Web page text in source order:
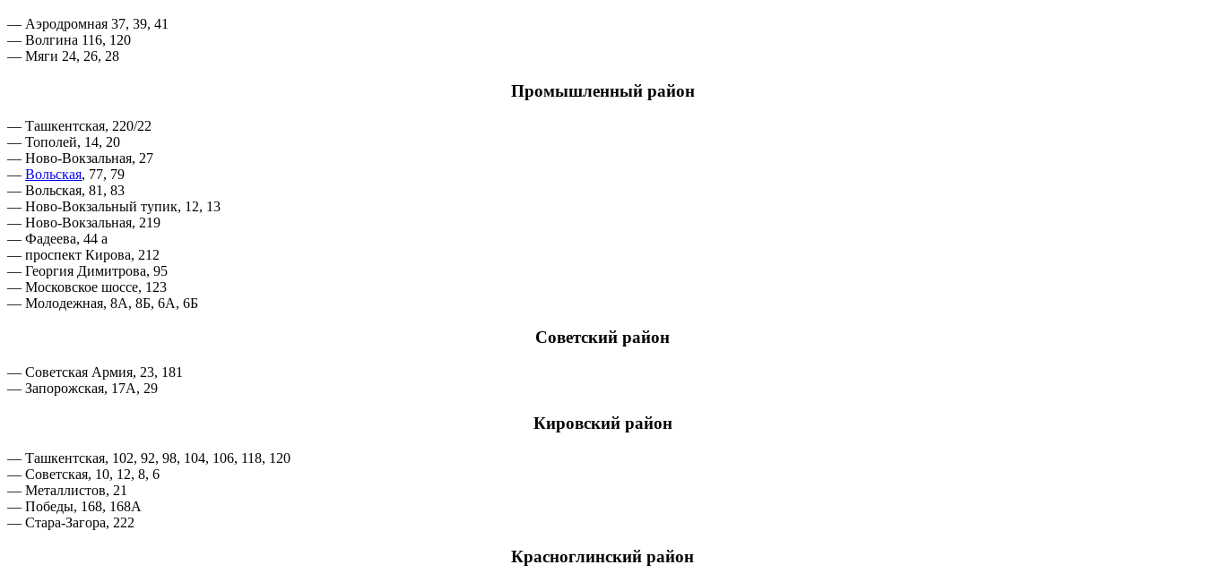
— Аэродромная 37, 39, 41
— Волгина 116, 120
— Мяги 24, 26, 28
Промышленный район
— Ташкентская, 220/22
— Тополей, 14, 20
— Ново-Вокзальная, 27
— Вольская, 77, 79
— Вольская, 81, 83
— Ново-Вокзальный тупик, 12, 13
— Ново-Вокзальная, 219
— Фадеева, 44 а
— проспект Кирова, 212
— Георгия Димитрова, 95
— Московское шоссе, 123
— Молодежная, 8А, 8Б, 6А, 6Б
Советский район
— Советская Армия, 23, 181
— Запорожская, 17А, 29
Кировский район
— Ташкентская, 102, 92, 98, 104, 106, 118, 120
— Советская, 10, 12, 8, 6
— Металлистов, 21
— Победы, 168, 168А
— Стара-Загора, 222
Красноглинский район